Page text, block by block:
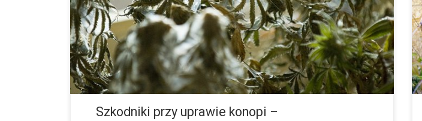
nasze rośliny pokazują symptomu jakiejś […]
Szkodniki przy uprawie konopi –